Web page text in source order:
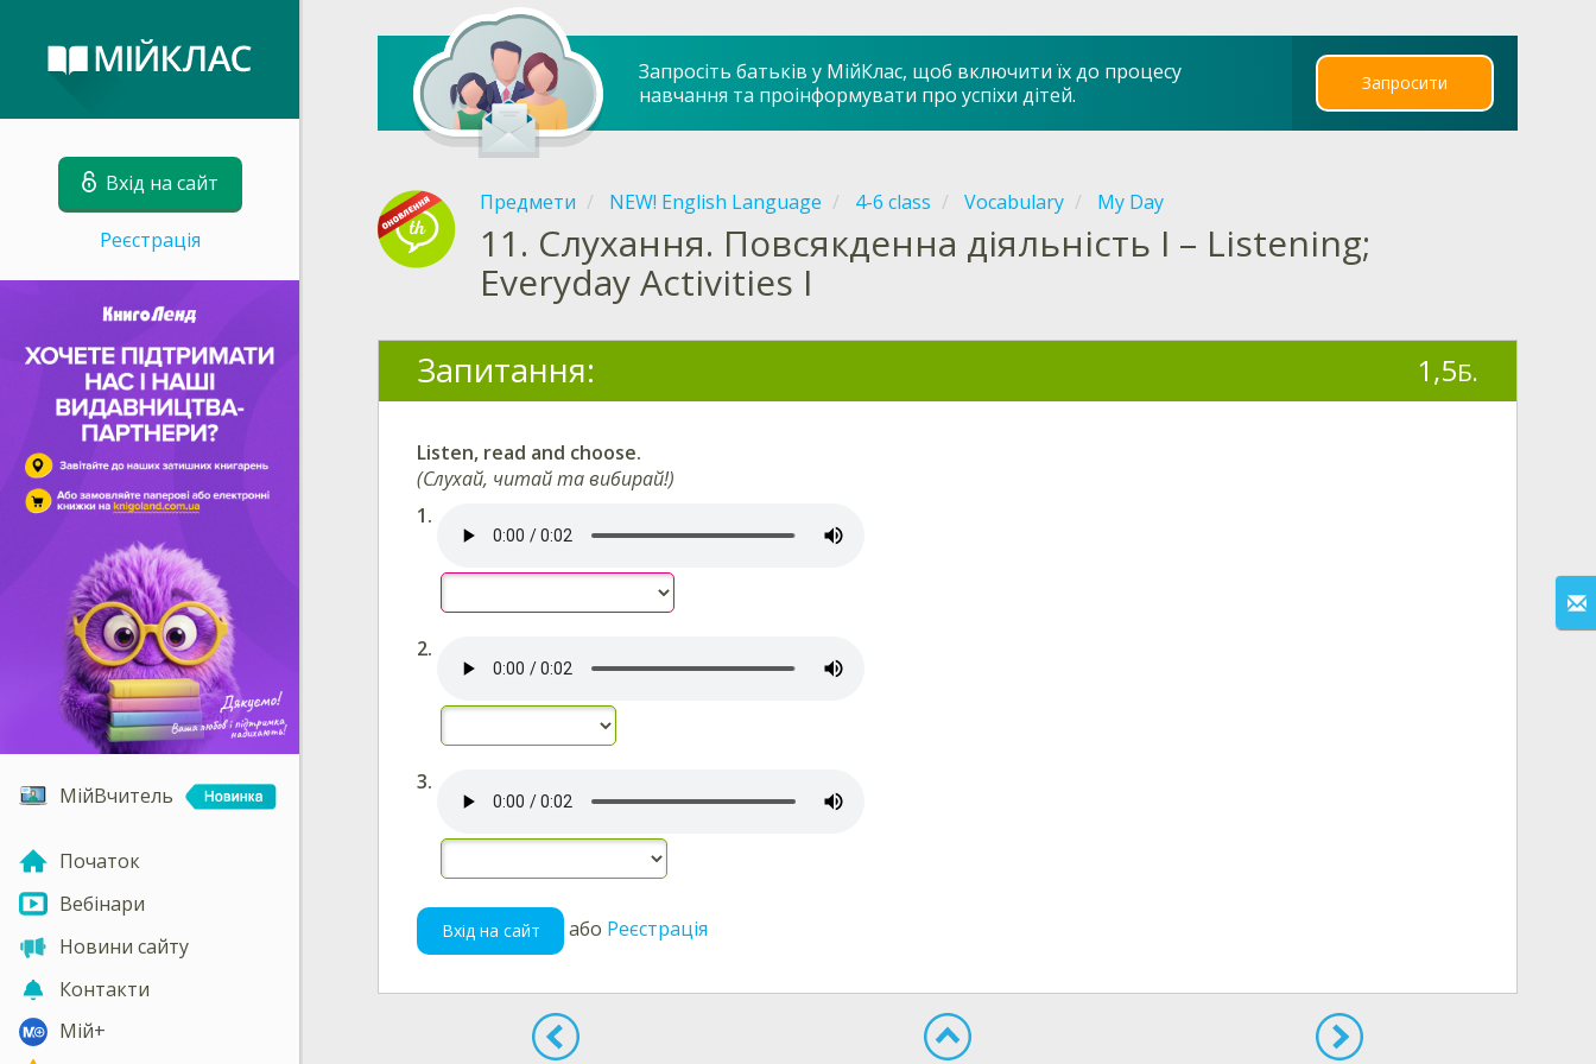
Вхід на сайт
Реєстрація
МійВчитель
Початок
Вебінари
Новини сайту
Контакти
Мій+
Запросіть батьків у МійКлас, щоб включити їх до процесу
навчання та проінформувати про успіхи дітей.
Запросити
Предмети NEW! English Language 4-6 class Vocabulary My Day
11. Слухання. Повсякденна діяльність I – Listening;
Everyday Activities I
Запитання: 1,5Б.
Listen, read and choose.
(Слухай, читай та вибирай!)
Вхід на сайт або Реєстрація